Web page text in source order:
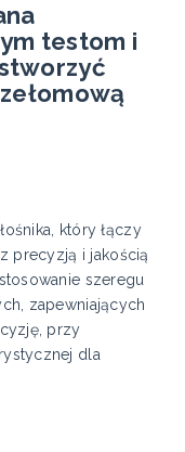
testom i
który łączy
precyzją i jakością
szeregu
zapewniających
przy
dla